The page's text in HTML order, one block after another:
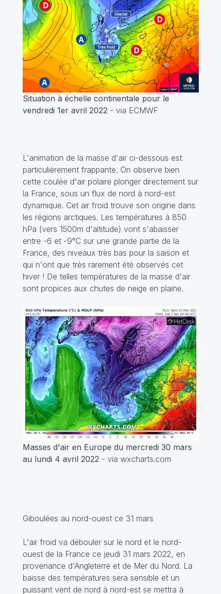
Situation à échelle continentale pour le
vendredi 1er avril 2022 - via ECMWF
L'animation de la masse d'air ci-dessous est
particulièrement frappante. On observe bien
cette coulée d'air polaire plonger directement sur
la France, sous un flux de nord à nord-est
dynamique. Cet air froid trouve son origine dans
les régions arctiques. Les températures à 850
hPa (vers 1500m d'altitude) vont s'abaisser
entre -6 et -9°C sur une grande partie de la
France, des niveaux très bas pour la saison et
qui n'ont que très rarement été observés cet
hiver ! De telles températures de la masse d'air
sont propices aux chutes de neige en plaine.
Masses d'air en Europe du mercredi 30 mars
au lundi 4 avril 2022 - via wxcharts.com
Giboulées au nord-ouest ce 31 mars
L'air froid va débouler sur le nord et le nord-
ouest de la France ce jeudi 31 mars 2022, en
provenance d'Angleterre et de Mer du Nord. La
baisse des températures sera sensible et un
puissant vent de nord à nord-est se mettra à